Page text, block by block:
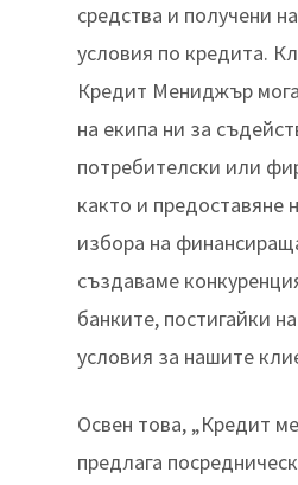
средства и получени
условия по кредита.
Кредит Мениджър
на екипа ни за
потребителски или
както и предоставяне
избора на
създаваме
банките, постигайки
условия за нашите
Освен това, „Кредит
предлага